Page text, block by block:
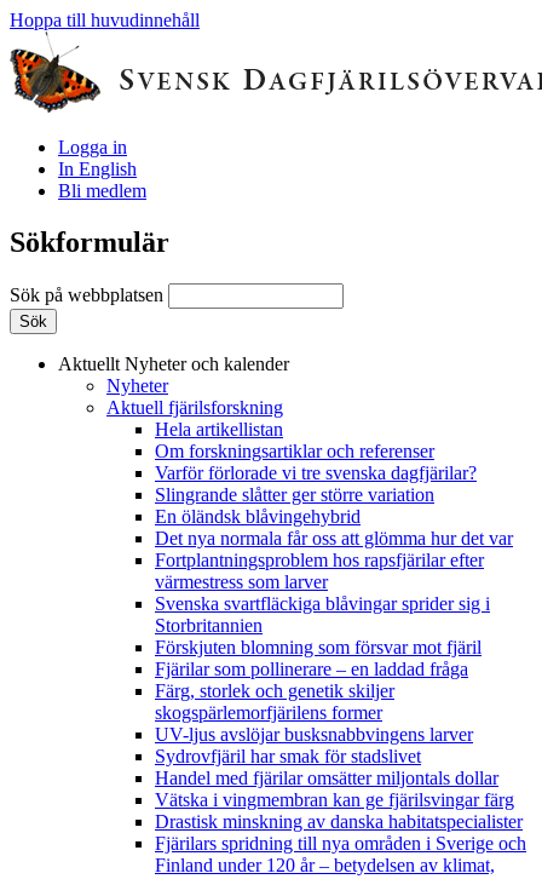
Hoppa till huvudinnehåll
Logga in
In English
Bli medlem
Sökformulär
Sök på webbplatsen
Aktuellt Nyheter och kalender
Nyheter
Aktuell fjärilsforskning
Hela artikellistan
Om forskningsartiklar och referenser
Varför förlorade vi tre svenska dagfjärilar?
Slingrande slåtter ger större variation
En öländsk blåvingehybrid
Det nya normala får oss att glömma hur det var
Fortplantningsproblem hos rapsfjärilar efter
värmestress som larver
Svenska svartfläckiga blåvingar sprider sig i
Storbritannien
Förskjuten blomning som försvar mot fjäril
Fjärilar som pollinerare – en laddad fråga
Färg, storlek och genetik skiljer
skogspärlemorfjärilens former
UV-ljus avslöjar busksnabbvingens larver
Sydrovfjäril har smak för stadslivet
Handel med fjärilar omsätter miljontals dollar
Vätska i vingmembran kan ge fjärilsvingar färg
Drastisk minskning av danska habitatspecialister
Fjärilars spridning till nya områden i Sverige och
Finland under 120 år– betydelsen av klimat,